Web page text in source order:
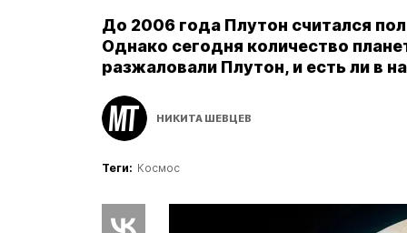
До 2006 года Плутон считался
Однако сегодня количество
разжаловали Плутон, и есть ли в
НИКИТА ШЕВЦЕВ
Теги: Космос